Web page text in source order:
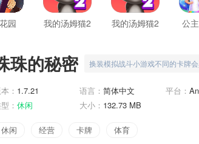
园 我的汤姆猫2
我的汤姆猫2
公
珠的秘密 换装模拟战斗小游戏不同的卡牌
： 1.7.21 语言： 简体中文 平台：
： 休闲 大小： 132.73 MB
休闲 经营 卡牌 体育